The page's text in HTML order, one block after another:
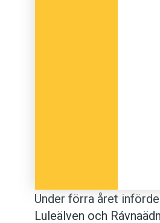
Under förra året
Luleälven och